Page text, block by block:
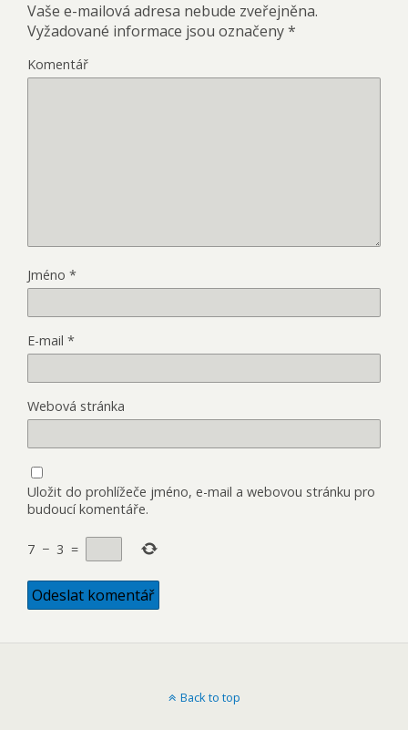
Vaše e-mailová adresa nebude zveřejněna.
Vyžadované informace jsou označeny*
Komentář
Jméno *
E-mail *
Webová stránka
Uložit do prohlížeče jméno, e-mail a webovou stránku pro
budoucí komentáře.
7 − 3 =
Back to top